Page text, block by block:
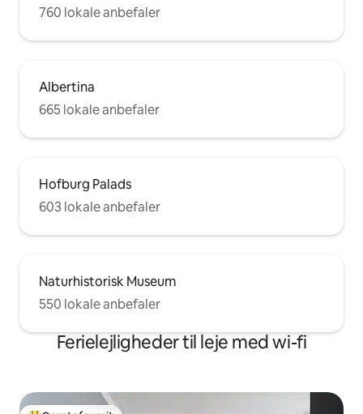
760 lokale anbefaler
Albertina
665 lokale anbefaler
Hofburg Palads
603 lokale anbefaler
Naturhistorisk Museum
550 lokale anbefaler
Ferielejligheder til leje med wi-fi